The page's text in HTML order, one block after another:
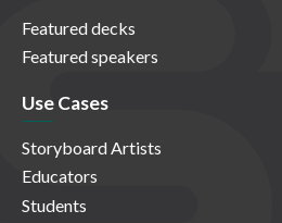
Featured decks
Featured speakers
Use Cases
Storyboard Artists
Educators
Students